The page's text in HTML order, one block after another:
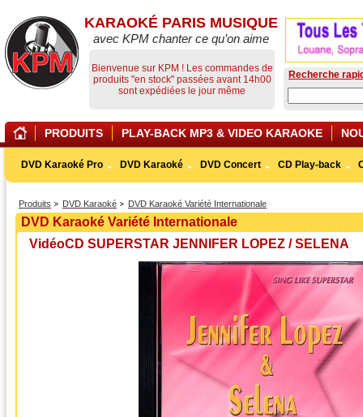
Produits DVD Karaoké DVD Karaoké Variété Internationale
DVD Karaoké Variété Internationale
VidéoCD SUPERSTAR JENNIFER LOPEZ / SELENA
KARAOKÉ PARIS MUSIQUE
avec KPM chanter ce qu’on aime
Bienvenue sur KPM ! Les commandes de
produits "en stock" passées avant 14h00
sont expédiées le jour même
Recherche
PRODUITS PLAY-BACK MP3 & VIDEO KARAOKE
DVD Karaoké Pro DVD Karaoké DVD Concert CD Play-back